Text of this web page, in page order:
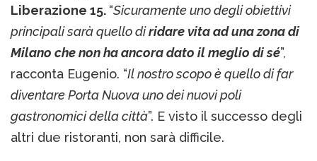
Liberazione 15. “Sicuramente uno degli obiettivi
principali sarà quello diridare vita ad una zona di
Milano che non ha ancora dato il meglio di sé”,
racconta Eugenio. “Il nostro scopo è quello di far
diventare Porta Nuova uno dei nuovi poli
gastronomici della città”. E visto il successo degli
altri due ristoranti, non sarà difficile.